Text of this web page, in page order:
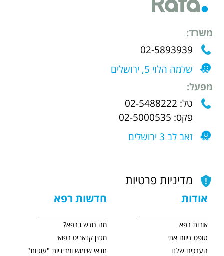
משרד:
02-5893939
שלמה הלוי 5, ירושלים
מפעל:
טל: 02-5488222
פקס: 02-5000535
זאב לב 3 ירושלים
מדיניות פרטיות
אודות
אודות רפא
טופס דיווח אתי
הערכים שלנו
חדשות רפא
מה חדש ברפא?
מגזין קנאביס רפואי
תנאי שימוש ומדיניות "עוגיות"